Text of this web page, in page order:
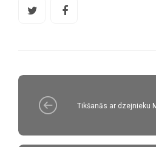
Tikšanās ar dzejnieku